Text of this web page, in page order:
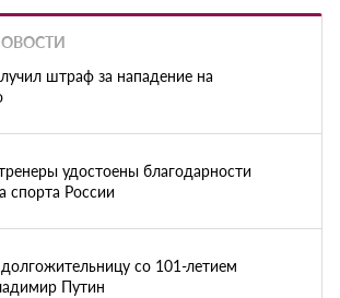
штраф за нападение на
удостоены благодарности
спорта России
со 101-летием
Путин